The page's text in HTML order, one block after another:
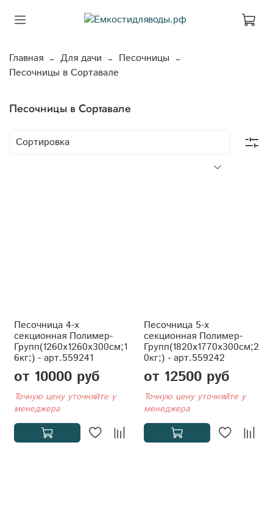
Главная Для дачи
Песочницы
Песочницы в Сортавале
Песочницы в Сортавале
Песочница 4-х
секционная Полимер-
Групп(1260x1260x300см;1
6кг;) - арт.559241
от 10000 руб
Точную цену уточняйте у
менеджера
Песочница 5-х
секционная Полимер-
Групп(1820x1770x300см;2
0кг;) - арт.559242
от 12500 руб
Точную цену уточняйте у
менеджера